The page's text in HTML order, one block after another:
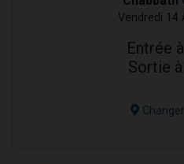
Vendredi 14
Entrée à
Sortie à